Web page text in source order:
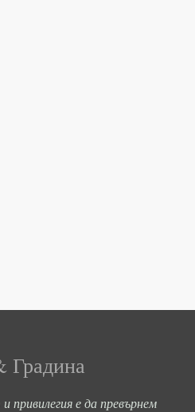
Градина
е да превърнем